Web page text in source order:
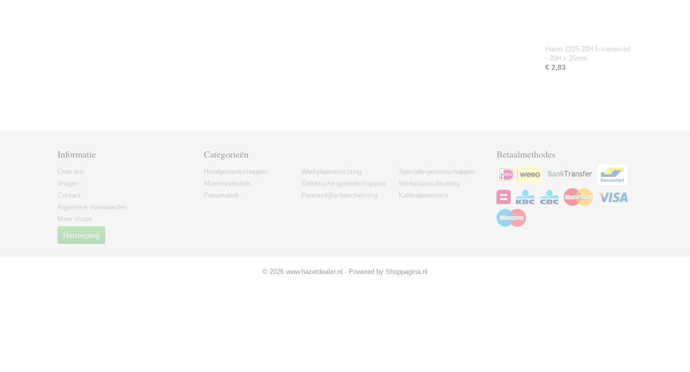
Hazet 2225-20H 5-sterren-bit
- 20H x 25mm
€ 2,83
Informatie
Over ons
Vragen
Contact
Algemene voorwaarden
Meer shops
Herroeping
Categorieën
Handgereedschappen
Momentsleutels
Pneumatiek
Werkplaatsinrichting
Elektrische-gereedschappen
Persoonlijke-bescherming
Speciale-gereedschappen
Werkplaatsuitrusting
Kalibratieservice
Betaalmethodes
© 2026 www.hazetdealer.nl - Powered by Shoppagina.nl